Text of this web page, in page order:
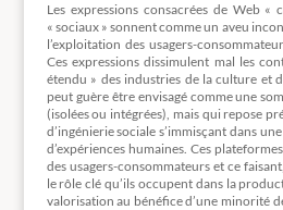
Les expressions consacrées de Web
« sociaux » sonnent comme un aveu
l’exploitation des usagers-
Ces expressions dissimulent mal les
étendu » des industries de la culture et
peut guère être envisagé comme une
(isolées ou intégrées), mais qui repose
d’ingénierie sociale s’immisçant dans
d’expériences humaines. Ces
des usagers-consommateurs et ce
le rôle clé qu’ils occupent dans la
valorisation au bénéfice d’une minorité